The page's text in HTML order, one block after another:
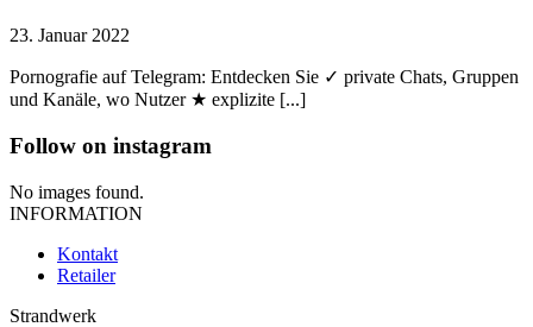
23. Januar 2022
Pornografie auf Telegram: Entdecken Sie ✓ private Chats, Gruppen
und Kanäle, wo Nutzer ★ explizite [...]
Follow on instagram
No images found.
INFORMATION
Kontakt
Retailer
Strandwerk